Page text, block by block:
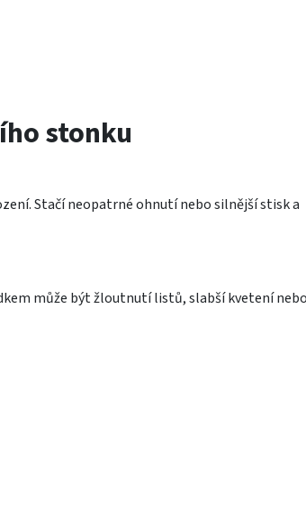
stonku
Stačí neopatrné ohnutí nebo silnější stisk a
může být žloutnutí listů, slabší kvetení